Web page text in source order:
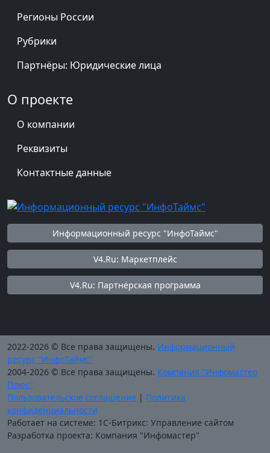
Регионы России
Рубрики
Партнёры: Юридические лица
О проекте
О компании
Реквизиты
Контактные данные
Информационный ресурс "ИнфоТаймс"
V4.Ru: Маркетплейс
V4.Ru: Партнёрская программа
2022-2026 © Все права защищены. Информационный
ресурс "ИнфоТаймс"
2004-2026 © Все права защищены. Компания "Инфомастер
Плюс"
Пользовательское соглашение | Политика
конфиденциальности
Работает на системе: 1С-Битрикс: Управление сайтом
Разработка проекта: Компания "Инфомастер"